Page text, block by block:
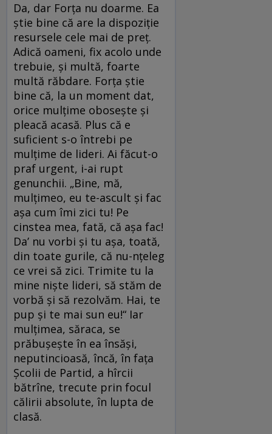
Da, dar Forța nu doarme. Ea
știe bine că are la dispoziție
resursele cele mai de preț.
Adică oameni, fix acolo unde
trebuie, și multă, foarte
multă răbdare. Forța știe
bine că, la un moment dat,
orice mulțime obosește și
pleacă acasă. Plus că e
suficient s-o întrebi pe
mulțime de lideri. Ai făcut-o
praf urgent, i-ai rupt
genunchii. „Bine, mă,
mulțimeo, eu te-ascult și fac
așa cum îmi zici tu! Pe
cinstea mea, fată, că așa fac!
Da’ nu vorbi și tu așa, toată,
din toate gurile, că nu-nțeleg
ce vrei să zici. Trimite tu la
mine niște lideri, să stăm de
vorbă și să rezolvăm. Hai, te
pup și te mai sun eu!“ Iar
mulțimea, săraca, se
prăbușește în ea însăși,
neputincioasă, încă, în fața
Școlii de Partid, a hîrcii
bătrîne, trecute prin focul
călirii absolute, în lupta de
clasă.